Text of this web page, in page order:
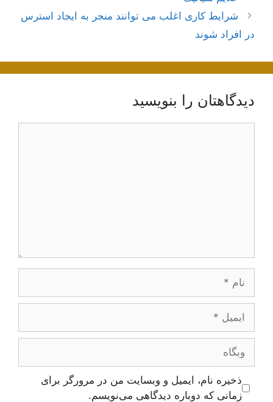
نوشته‌ها
شرایط کاری اغلب می توانند منجر به ایجاد استرس
در افراد شوند
دیدگاهتان را بنویسید
ایمیل
وبگاه
ذخیره نام، ایمیل و وبسایت من در مرورگر برای
زمانی که دوباره دیدگاهی می‌نویسم.